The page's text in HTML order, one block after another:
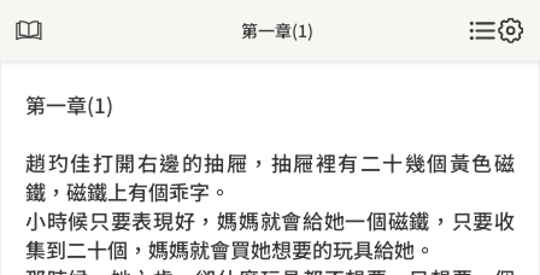
第一章(1)
第一章(1)
趙玓佳打開右邊的抽屜，抽屜裡有二十幾個黃色磁
鐵，磁鐵上有個乖字。
小時候只要表現好，媽媽就會給她一個磁鐵，只要收
集到二十個，媽媽就會買她想要的玩具給她。